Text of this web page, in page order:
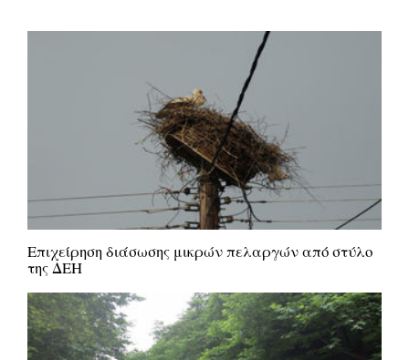
Επιχείρηση διάσωσης μικρών πελαργών από στύλο
της ΔΕΗ